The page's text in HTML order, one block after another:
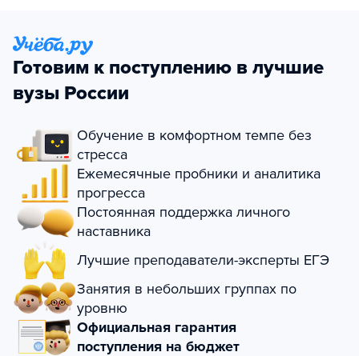
Готовим к поступлению в лучшие
вузы России
Обучение в комфортном темпе без
стресса
Ежемесячные пробники и аналитика
прогресса
Постоянная поддержка личного
наставника
Лучшие преподаватели-эксперты ЕГЭ
Занятия в небольших группах по
уровню
Официальная гарантия
поступления на бюджет